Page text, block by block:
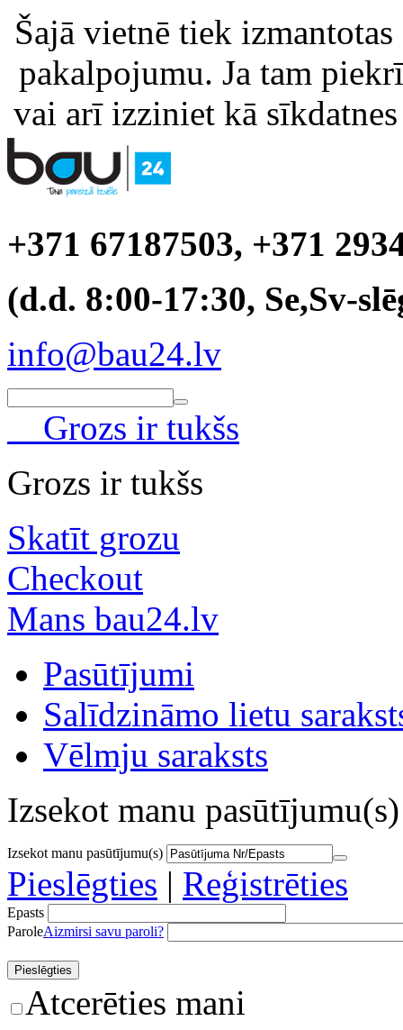
Šajā vietnē tiek
pakalpojumu. Ja tam
vai arī izziniet kā
+371 67187503, +371
(d.d. 8:00-17:30, Se,Sv-
info@bau24.lv
Grozs ir tukšs
Grozs ir tukšs
Skatīt grozu
Checkout
Mans bau24.lv
Pasūtījumi
Salīdzināmo lietu
Vēlmju saraksts
Izsekot manu pasūtījumu(s)
Izsekot manu pasūtījumu(s)
Pieslēgties | Reģistrēties
Epasts
ParoleAizmirsi savu paroli?
Atcerēties mani